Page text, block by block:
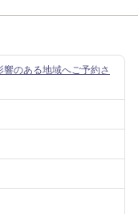
響のある地域へご予約さ